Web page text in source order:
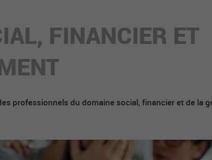
FINANCIER ET
professionnels du domaine social, financier et de la